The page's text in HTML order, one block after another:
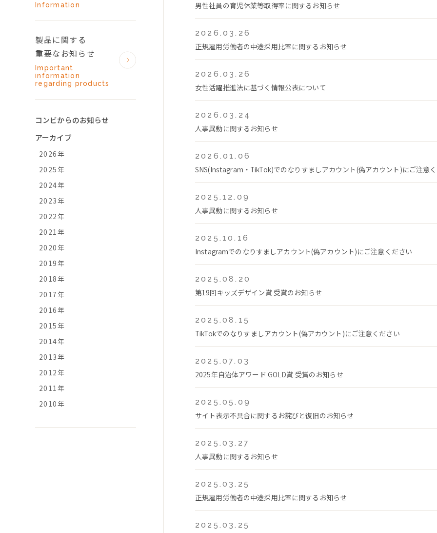
男性社員の育児休業等取得率に関するお知らせ
2026.03.26
正規雇用労働者の中途採用比率に関するお知らせ
2026.03.26
女性活躍推進法に基づく情報公表について
2026.03.24
人事異動に関するお知らせ
2026.01.06
SNS(Instagram・TikTok)でのなりすましアカウント(偽アカウント)にご注意
2025.12.09
人事異動に関するお知らせ
2025.10.16
Instagramでのなりすましアカウント(偽アカウント)にご注意ください
2025.08.20
第19回キッズデザイン賞 受賞のお知らせ
2025.08.15
TikTokでのなりすましアカウント(偽アカウント)にご注意ください
2025.07.03
2025年自治体アワード GOLD賞 受賞のお知らせ
2025.05.09
サイト表示不具合に関するお詫びと復旧のお知らせ
2025.03.27
人事異動に関するお知らせ
2025.03.25
正規雇用労働者の中途採用比率に関するお知らせ
2025.03.25
Information
製品に関する
重要なお知らせ
Important
information
regarding products
コンビからのお知らせ
アーカイブ
2026年
2025年
2024年
2023年
2022年
2021年
2020年
2019年
2018年
2017年
2016年
2015年
2014年
2013年
2012年
2011年
2010年